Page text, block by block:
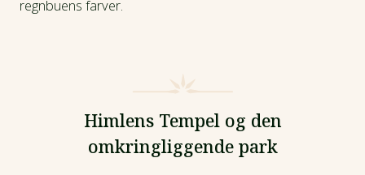
regnbuens farver.
Himlens Tempel og den
omkringliggende park